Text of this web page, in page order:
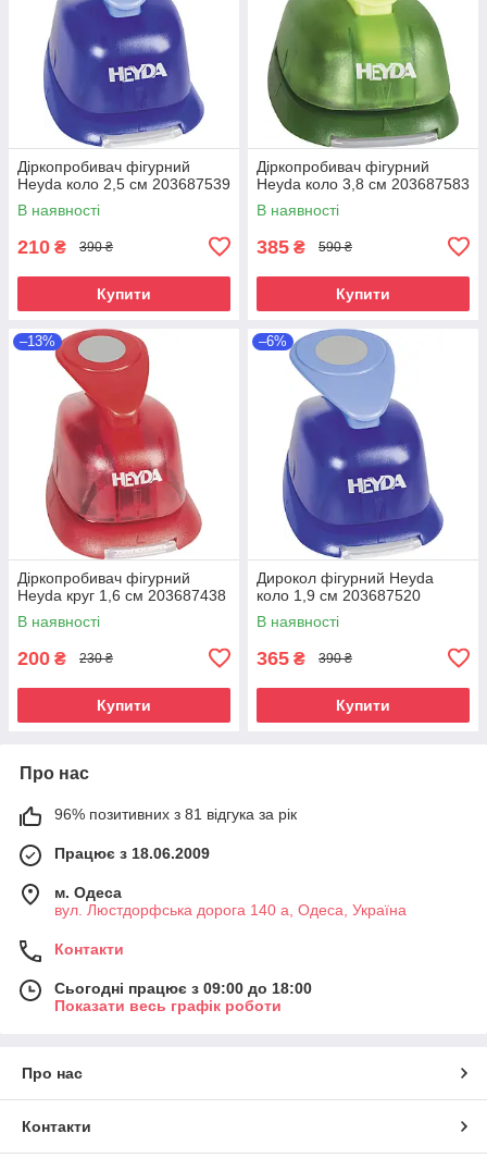
Діркопробивач фігурний
Heyda коло 2,5 см 203687539
В наявності
210 ₴ 390 ₴
Купити
Діркопробивач фігурний
Heyda коло 3,8 см 203687583
В наявності
385 ₴ 590 ₴
Купити
–13%
Діркопробивач фігурний
Heyda круг 1,6 см 203687438
В наявності
200 ₴ 230 ₴
Купити
–6%
Дирокол фігурний Heyda
коло 1,9 см 203687520
В наявності
365 ₴ 390 ₴
Купити
Про нас
96% позитивних з 81 відгука за рік
Працює з 18.06.2009
м. Одеса
вул. Люстдорфська дорога 140 а, Одеса, Україна
Контакти
Сьогодні працює з 09:00 до 18:00
Показати весь графік роботи
Про нас
Контакти